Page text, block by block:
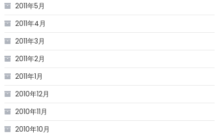
2011年5月
2011年4月
2011年3月
2011年2月
2011年1月
2010年12月
2010年11月
2010年10月